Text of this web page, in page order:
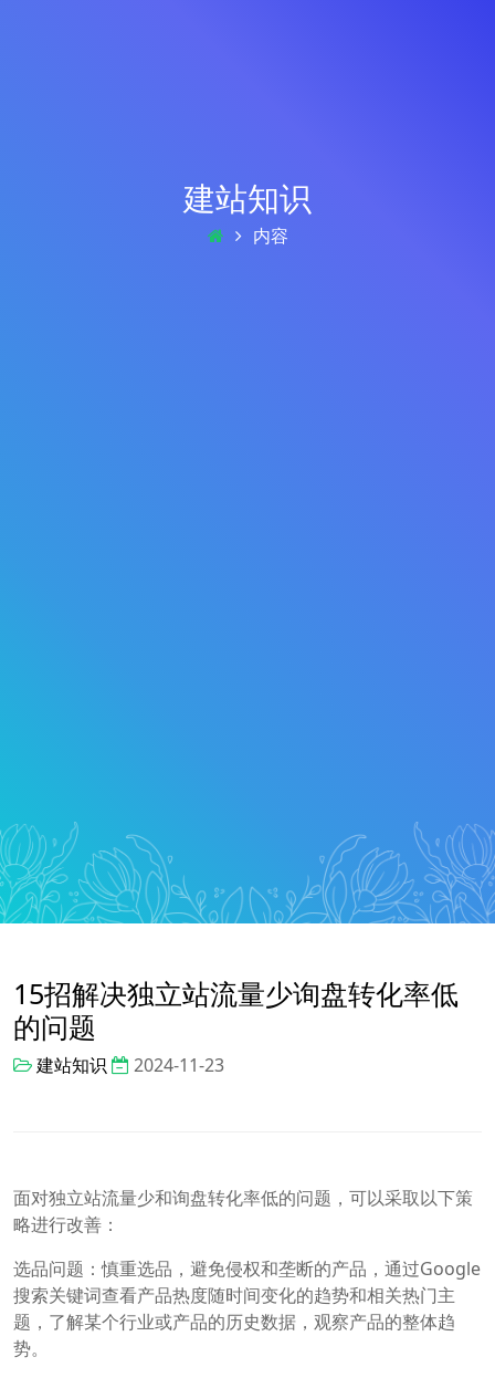
建站知识
内容
15招解决独立站流量少询盘转化率低
的问题
建站知识 2024-11-23
面对独立站流量少和询盘转化率低的问题，可以采取以下策
略进行改善：
选品问题：慎重选品，避免侵权和垄断的产品，通过Google
搜索关键词查看产品热度随时间变化的趋势和相关热门主
题，了解某个行业或产品的历史数据，观察产品的整体趋
势。